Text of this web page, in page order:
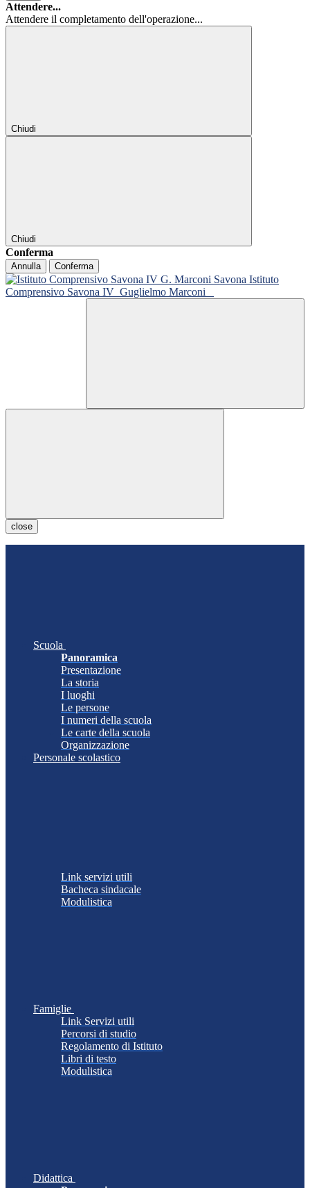
Attendere...
Attendere il completamento dell'operazione...
Chiudi
Chiudi
Conferma
Annulla Conferma
Istituto
Comprensivo Savona IV Guglielmo Marconi
close
Scuola
Panoramica
Presentazione
La storia
I luoghi
Le persone
I numeri della scuola
Le carte della scuola
Organizzazione
Personale scolastico
Link servizi utili
Bacheca sindacale
Modulistica
Famiglie
Link Servizi utili
Percorsi di studio
Regolamento di Istituto
Libri di testo
Modulistica
Didattica